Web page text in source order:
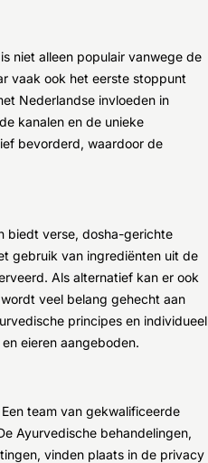
niet alleen populair vanwege de
vaak ook het eerste stoppunt
Nederlandse invloeden in
kanalen en de unieke
bevorderd, waardoor de
biedt verse, dosha-gerichte
gebruik van ingrediënten uit de
Als alternatief kan er ook
veel belang gehecht aan
principes en individueel
eieren aangeboden.
team van gekwalificeerde
Ayurvedische behandelingen,
vinden plaats in de privacy